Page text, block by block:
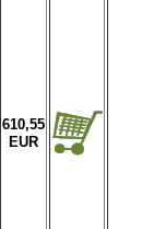
610,55
EUR